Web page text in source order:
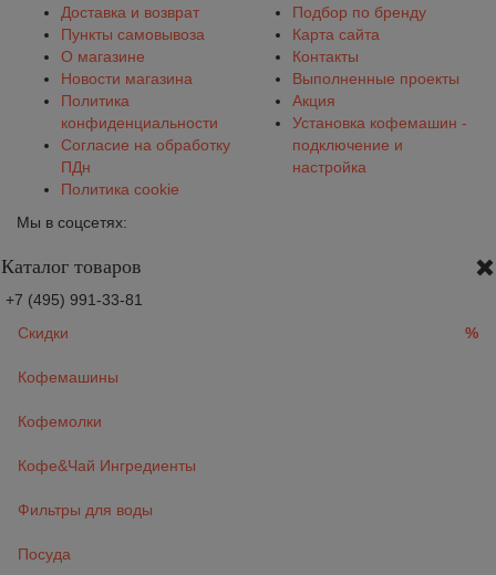
Доставка и возврат
Пункты самовывоза
О магазине
Новости магазина
Политика
конфиденциальности
Согласие на обработку
ПДн
Политика cookie
Подбор по бренду
Карта сайта
Контакты
Выполненные проекты
Акция
Установка кофемашин -
подключение и
настройка
Мы в соцсетях:
Каталог товаров
+7 (495) 991-33-81
Скидки
%
Кофемашины
Кофемолки
Кофе&Чай Ингредиенты
Фильтры для воды
Посуда